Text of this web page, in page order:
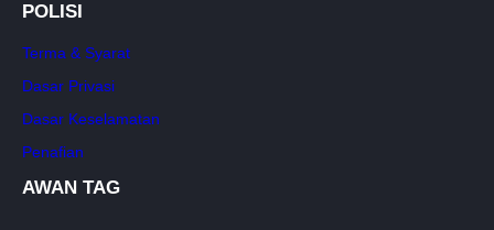
POLISI
Terma & Syarat
Dasar Privasi
Dasar Keselamatan
Penafian
AWAN TAG